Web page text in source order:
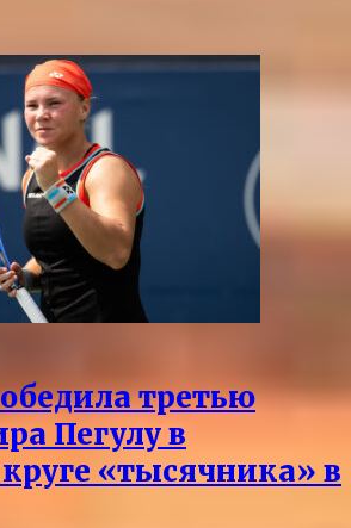
третью
Пегулу в
«тысячника» в